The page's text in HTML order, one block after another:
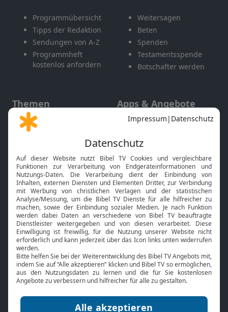
Programmübersicht
Tipps der Redaktion
Sendungen von A-Z
Programmheft
kostenlos anfordern
Weitersagen
Beten
Spenden
Testamentsspende
Botschafter werden
Themen
Gott und Bibel erklärt
Neuigkeiten
Apps & Angebote
Mobile App
Smart TV
HbbTV
Bibelthek Online-Bibel
Nächster Gottesdienst
Bibel TV
Über uns
Jobs
Mediadaten
Service
Kontakt
TV-Empfang